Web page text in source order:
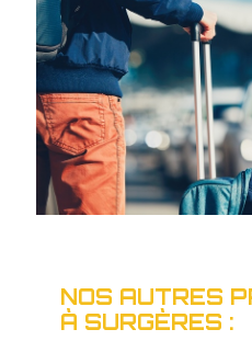
NOS AUTRES
À SURGÈRES :